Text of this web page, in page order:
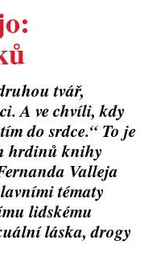
tvář,
A ve chvíli, kdy
do srdce.“ To je
hrdinů knihy
Valleja
tématy
lidskému
láska, drogy